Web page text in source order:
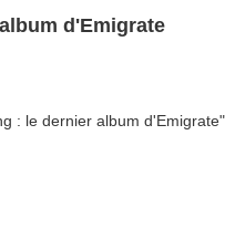
d'Emigrate